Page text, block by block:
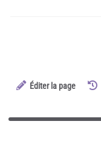
Éditer la page